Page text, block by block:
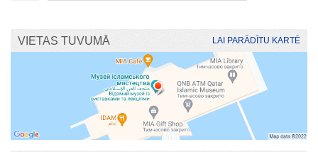
VIETAS TUVUMĀ LAI PARĀDĪTU KARTĒ